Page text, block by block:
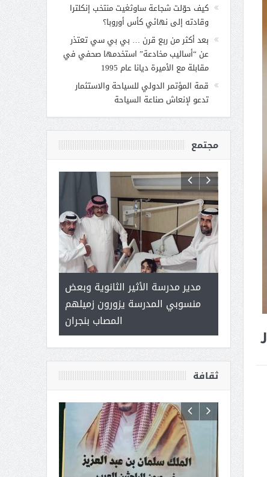
كيف حوّلت شجاعة ساوثغيت منتخب إنكلترا
وقادته إلى نهائي كأس أوروبا؟
بعد أكثر من ربع قرن … بي بي سي تعتذر
عن “أساليب مخادعة” استخدمها صحفي في
مقابلة مع الأميرة ديانا عام 1995
قمة المؤتمر الدولي للسياحة والاستثمار
تدعو لإنعاش صناعة السياحة
مجتمع
( محمد
مدير مدرسة الأثير الثانوية وبعض
منسوبي المدرسة يزورون زميلهم
المصاب بنجران
.. ميراث
العطاء
ثقافة